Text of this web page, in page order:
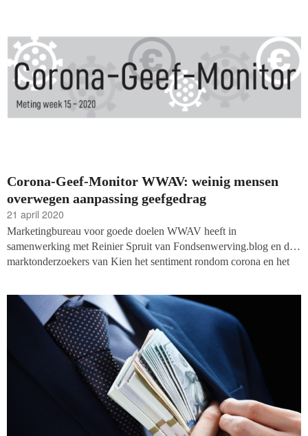
publiceert denktank Rogare een discussiepaper over de manier
waarop de twee fondsenwervingsfilosofieën samen kunnen gaan.
Corona-Geef-Monitor WWAV: weinig mensen
overwegen aanpassing geefgedrag
21 april 2020
Marketingbureau voor goede doelen WWAV heeft in
samenwerking met Reinier Spruit van Fondsenwerving.blog en de
marktonderzoekers van Kien het sentiment rondom corona en het
procent van de respondenten niet van plan is om het geefgedrag aan
te passen.